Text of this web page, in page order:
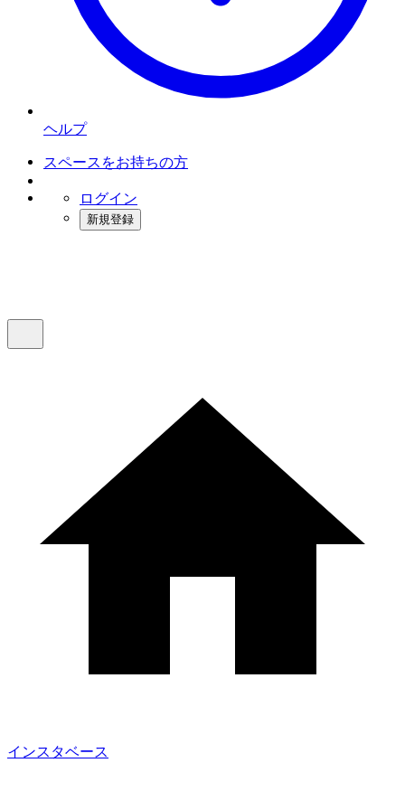
ヘルプ
スペースをお持ちの方
ログイン
新規登録
インスタベース